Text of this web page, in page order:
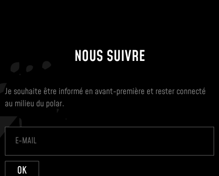
NOUS SUIVRE
Je souhaite être informé en avant-première et rester connecté
au milieu du polar.
OK